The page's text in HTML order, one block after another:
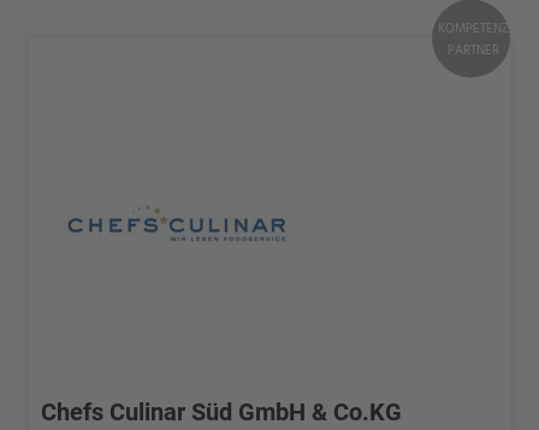
KOMPETENZ
PARTNER
Chefs Culinar Süd GmbH & Co.KG